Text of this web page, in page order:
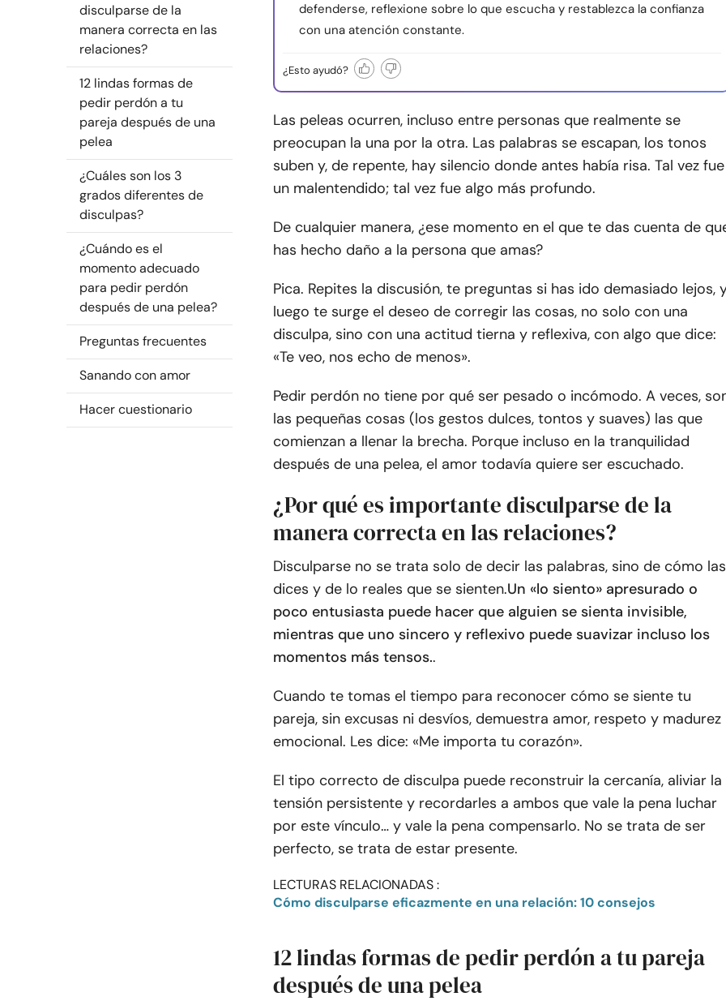
disculparse de la
manera correcta en las
relaciones?
12 lindas formas de
pedir perdón a tu
pareja después de una
pelea
¿Cuáles son los 3
grados diferentes de
disculpas?
¿Cuándo es el
momento adecuado
para pedir perdón
después de una pelea?
Preguntas frecuentes
Sanando con amor
Hacer cuestionario
defenderse, reflexione sobre lo que escucha y restablezca la confianza
con una atención constante.
¿Esto ayudó?
Las peleas ocurren, incluso entre personas que realmente se
preocupan la una por la otra. Las palabras se escapan, los tonos
suben y, de repente, hay silencio donde antes había risa. Tal vez fue
un malentendido; tal vez fue algo más profundo.
De cualquier manera, ¿ese momento en el que te das cuenta de
has hecho daño a la persona que amas?
Pica. Repites la discusión, te preguntas si has ido demasiado lejos,
luego te surge el deseo de corregir las cosas, no solo con una
disculpa, sino con una actitud tierna y reflexiva, con algo que dice:
«Te veo, nos echo de menos».
Pedir perdón no tiene por qué ser pesado o incómodo. A veces,
las pequeñas cosas (los gestos dulces, tontos y suaves) las que
comienzan a llenar la brecha. Porque incluso en la tranquilidad
después de una pelea, el amor todavía quiere ser escuchado.
¿Por qué es importante disculparse de la
manera correcta en las relaciones?
Disculparse no se trata solo de decir las palabras, sino de cómo las
dices y de lo reales que se sienten.Un «lo siento» apresurado o
poco entusiasta puede hacer que alguien se sienta invisible,
mientras que uno sincero y reflexivo puede suavizar incluso los
momentos más tensos..
Cuando te tomas el tiempo para reconocer cómo se siente tu
pareja, sin excusas ni desvíos, demuestra amor, respeto y madurez
emocional. Les dice: «Me importa tu corazón».
El tipo correcto de disculpa puede reconstruir la cercanía, aliviar la
tensión persistente y recordarles a ambos que vale la pena luchar
por este vínculo… y vale la pena compensarlo. No se trata de ser
perfecto, se trata de estar presente.
LECTURAS RELACIONADAS :
Cómo disculparse eficazmente en una relación: 10 consejos
12 lindas formas de pedir perdón a tu pareja
después de una pelea